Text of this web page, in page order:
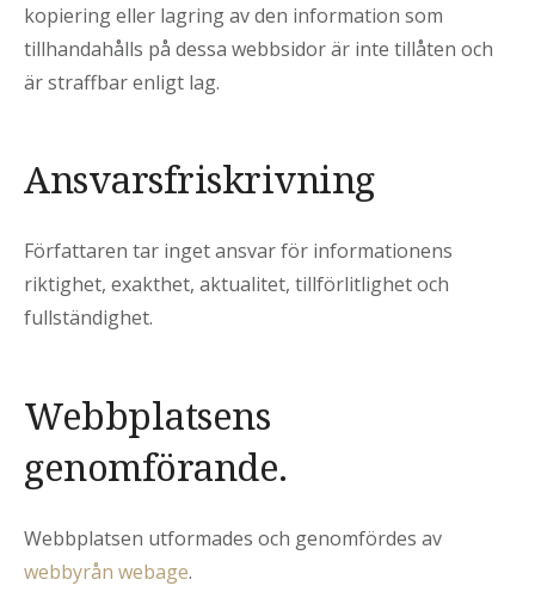
kopiering eller lagring av den information som
tillhandahålls på dessa webbsidor är inte tillåten och
är straffbar enligt lag.
Ansvarsfriskrivning
Författaren tar inget ansvar för informationens
riktighet, exakthet, aktualitet, tillförlitlighet och
fullständighet.
Webbplatsens
genomförande.
Webbplatsen utformades och genomfördes av
webbyrån webage.